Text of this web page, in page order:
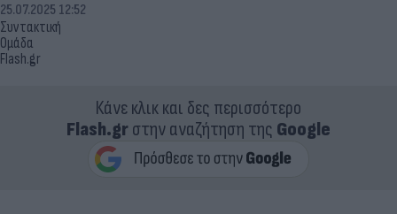
Συντακτική
Ομάδα
Flash.gr
25.07.2025 12:52
Κάνε κλικ και δες περισσότερο
Flash.grστην αναζήτηση της Google